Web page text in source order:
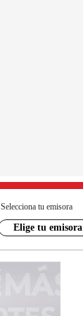
Selecciona tu emisora
Elige tu emisora